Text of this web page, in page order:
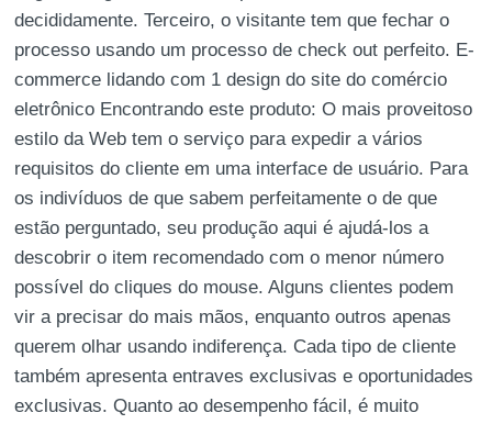
decididamente. Terceiro, o visitante tem que fechar o
processo usando um processo de check out perfeito. E-
commerce lidando com 1 design do site do comércio
eletrônico Encontrando este produto: O mais proveitoso
estilo da Web tem o serviço para expedir a vários
requisitos do cliente em uma interface de usuário. Para
os indivíduos de que sabem perfeitamente o de que
estão perguntado, seu produção aqui é ajudá-los a
descobrir o item recomendado com o menor número
possível do cliques do mouse. Alguns clientes podem
vir a precisar do mais mãos, enquanto outros apenas
querem olhar usando indiferença. Cada tipo de cliente
também apresenta entraves exclusivas e oportunidades
exclusivas. Quanto ao desempenho fácil, é muito